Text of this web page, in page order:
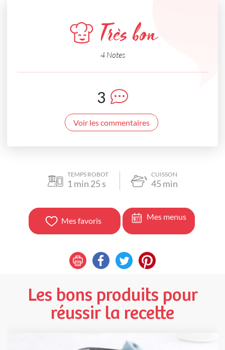
Très bon
4 Notes
3
Voir les commentaires
TEMPS ROBOT
1 min 25 s
CUISSON
45 min
Mes favoris Mes menus
Les bons produits pour
réussir la recette